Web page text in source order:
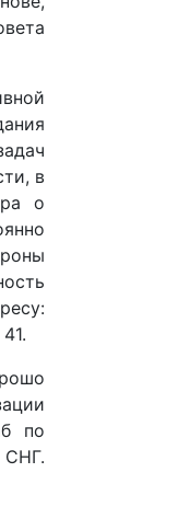
в
о
по
СНГ.